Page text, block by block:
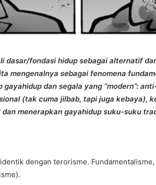
dasar/fondasi hidup sebagai alternatif
mengenalnya sebagai fenomena
dan segala yang “modern”:
(tak cuma jilbab, tapi juga kebaya),
menerapkan gayahidup suku-suku
dengan terorisme.